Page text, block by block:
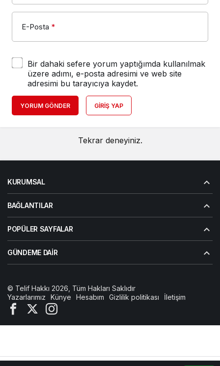
E-Posta *
Bir dahaki sefere yorum yaptığımda kullanılmak
üzere adımı, e-posta adresimi ve web site
adresimi bu tarayıcıya kaydet.
YORUM GÖNDER GIRIŞ YAP
Tekrar deneyiniz.
KURUMSAL
BAĞLANTILAR
POPÜLER SAYFALAR
GÜNDEME DAIR
© Telif Hakkı 2026, Tüm Hakları Saklıdır
Yazarlarımız
Künye Hesabım Gizlilik politikası İletişim